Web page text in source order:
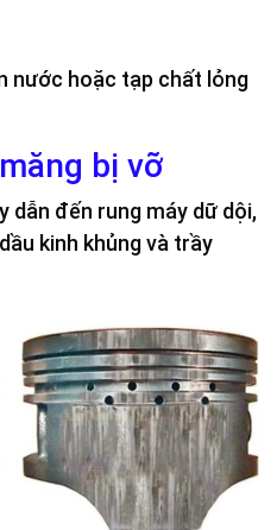
nước hoặc tạp chất lỏng
bị vỡ
dẫn đến rung máy dữ dội,
kinh khủng và trầy